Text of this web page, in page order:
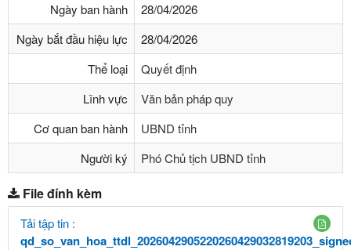
Ngày ban hành
28/04/2026
Ngày bắt đầu hiệu lực
28/04/2026
Thể loại
Quyết định
Lĩnh vực
Văn bản pháp quy
Cơ quan ban hành
UBND tỉnh
Người ký
Phó Chủ tịch UBND tỉnh
File đính kèm
Tải tập tin :